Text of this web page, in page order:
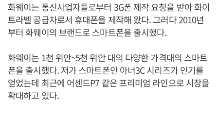
화웨이는 통신사업자들로부터 3G폰 제작 요청을 받아 화이
트라벨 공급자로서 휴대폰을 제작해 왔다. 그러다 2010년
부터 화웨이의 브랜드로 스마트폰을 출시했다.
화웨이는 1천 위안~5천 위안 대의 다양한 가격대의 스마트
폰을 출시했다. 저가 스마트폰인 아너3C 시리즈가 인기를
얻었는데 최근에 어센드P7 같은 프리미엄 라인으로 시장을
확대하고 있다.